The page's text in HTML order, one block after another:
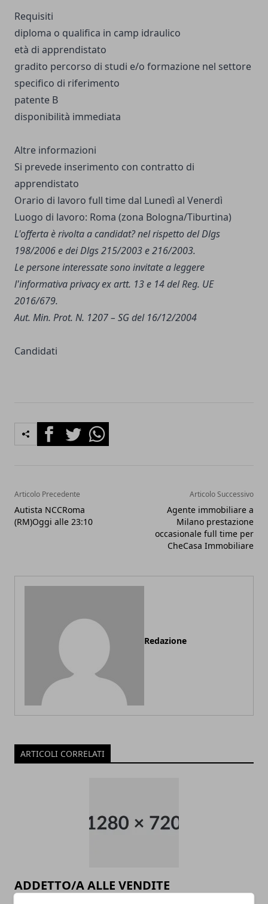
Requisiti
diploma o qualifica in camp idraulico
età di apprendistato
gradito percorso di studi e/o formazione nel settore
specifico di riferimento
patente B
disponibilità immediata
Altre informazioni
Si prevede inserimento con contratto di
apprendistato
Orario di lavoro full time dal Lunedì al Venerdì
Luogo di lavoro: Roma (zona Bologna/Tiburtina)
L'offerta è rivolta a candidat? nel rispetto del Dlgs
198/2006 e dei Dlgs 215/2003 e 216/2003.
Le persone interessate sono invitate a leggere
l'informativa privacyex artt. 13 e 14 del Reg. UE
2016/679.
Aut. Min. Prot. N. 1207 – SG del 16/12/2004
Candidati
FacebookTwitterWhatsapp
Articolo Precedente
Autista NCCRoma
(RM)Oggi alle 23:10
Articolo Successivo
Agente immobiliare a
Milano prestazione
occasionale full time per
CheCasa Immobiliare
Redazione
ARTICOLI CORRELATI
ADDETTO/A ALLE VENDITE